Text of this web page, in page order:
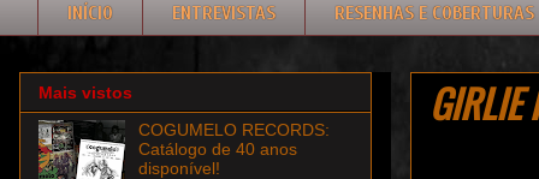
INÍCIO ENTREVISTAS RESENHAS E COBERTURAS
Mais vistos
COGUMELO RECORDS:
Catálogo de 40 anos
disponível!